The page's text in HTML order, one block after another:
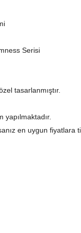
Serisi
tasarlanmıştır.
yapılmaktadır.
en uygun fiyatlara